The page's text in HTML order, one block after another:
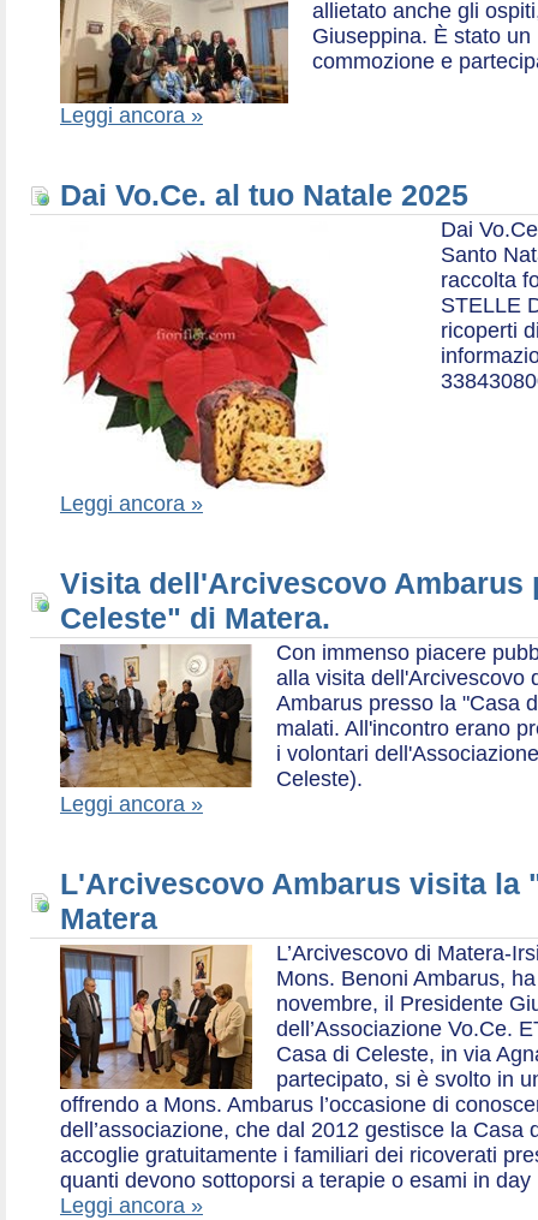
allietato anche gli
Giuseppina. È stato
commozione e
Leggi ancora »
Dai Vo.Ce. al tuo Natale 2025
Dai
Santo
raccolta
STELLE
ricoperti
Leggi ancora »
Visita dell'Arcivescovo Ambarus
Celeste" di Matera.
Con immenso piacere
alla visita dell'Arcivescovo
Ambarus presso la "Casa
malati. All'incontro erano
i volontari
Celeste).
Leggi ancora »
L'Arcivescovo Ambarus visita la
Matera
L’Arcivescovo di Matera-
Mons. Benoni Ambarus,
novembre, il Presidente
dell’Associazione Vo.Ce.
Casa di Celeste, in via
partecipato, si è svolto in
offrendo a Mons. Ambarus l’occasione di
dell’associazione, che dal 2012 gestisce la Casa
accoglie gratuitamente i familiari dei ricoverati
quanti devono sottoporsi a terapie o esami in day
Leggi ancora »